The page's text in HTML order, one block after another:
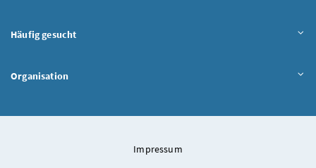
Häufig gesucht
Organisation
Impressum